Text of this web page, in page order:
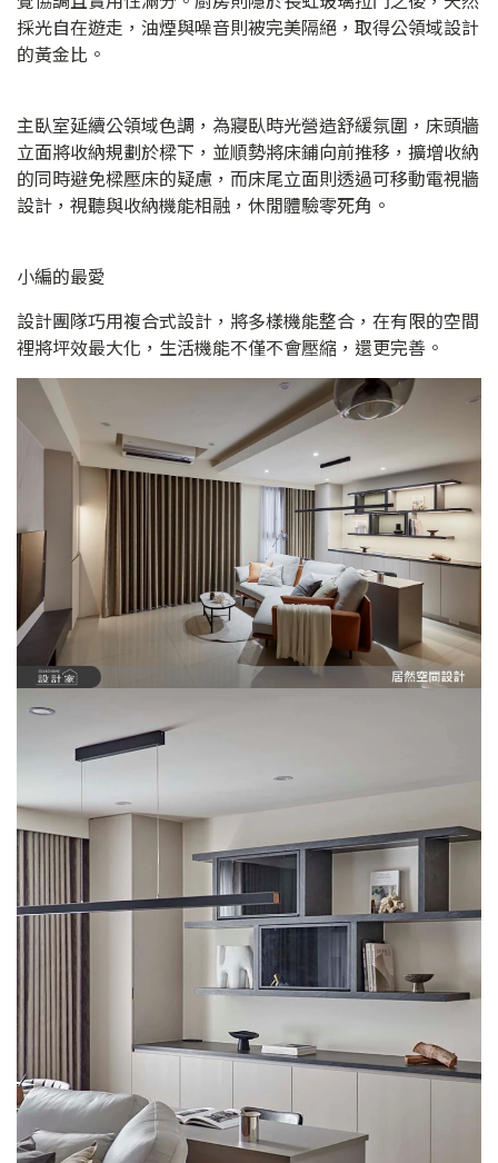
採光自在遊走，油煙與噪音則被完美隔絕，取得公領域設計
的黃金比。
主臥室延續公領域色調，為寢臥時光營造舒緩氛圍，床頭牆
立面將收納規劃於樑下，並順勢將床鋪向前推移，擴增收納
的同時避免樑壓床的疑慮，而床尾立面則透過可移動電視牆
設計，視聽與收納機能相融，休閒體驗零死角。
小編的最愛
設計團隊巧用複合式設計，將多樣機能整合，在有限的空間
裡將坪效最大化，生活機能不僅不會壓縮，還更完善。